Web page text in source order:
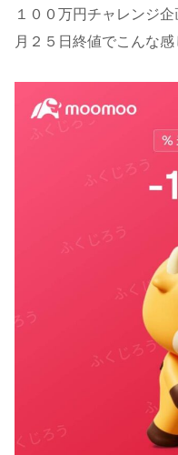
１００万円チャレンジ
月２５日終値でこんな感